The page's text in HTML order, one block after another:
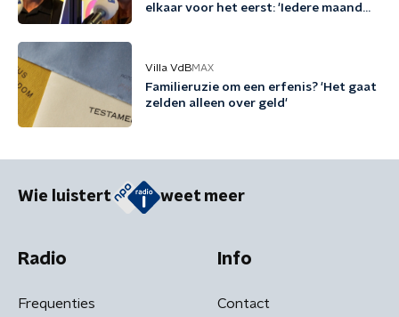
elkaar voor het eerst: 'Iedere maand
Villa VdBMAX
Familieruzie om een erfenis? 'Het gaat
zelden alleen over geld'
Wie luistert weet meer
Radio
Frequenties
Info
Contact